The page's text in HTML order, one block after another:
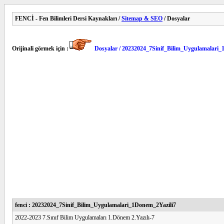
FENCİ - Fen Bilimleri Dersi Kaynakları /Sitemap & SEO / Dosyalar
Orijinali görmek için : Dosyalar /
fenci : 20232024_7Sinif_Bilim_Uygulamalari_1Donem_2Yazili7
2022-2023 7.Sınıf Bilim Uygulamaları 1.Dönem 2.Yazılı-7